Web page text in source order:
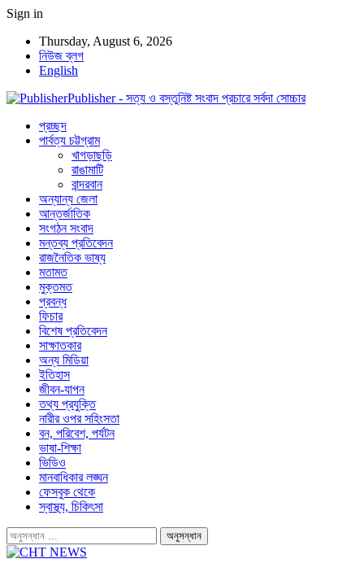
Sign in
Thursday, August 6, 2026
নিউজ ব্লগ
English
Publisher - সত্য ও বস্তুনিষ্ট সংবাদ প্রচারে সর্বদা সোচ্চার
প্রচ্ছদ
পার্বত্য চট্টগ্রাম
খাগড়াছড়ি
রাঙামাটি
বান্দরবান
অন্যান্য জেলা
আন্তর্জাতিক
সংগঠন সংবাদ
মন্তব্য প্রতিবেদন
রাজনৈতিক ভাষ্য
মতামত
মুক্তমত
প্রবন্ধ
ফিচার
বিশেষ প্রতিবেদন
সাক্ষাতকার
অন্য মিডিয়া
ইতিহাস
জীবন-যাপন
তথ্য প্রযুক্তি
নারীর ওপর সহিংসতা
বন, পরিবেশ, পর্যটন
ভাষা-শিক্ষা
ভিডিও
মানবাধিকার লঙ্ঘন
ফেসবুক থেকে
স্বাস্থ্য, চিকিৎসা